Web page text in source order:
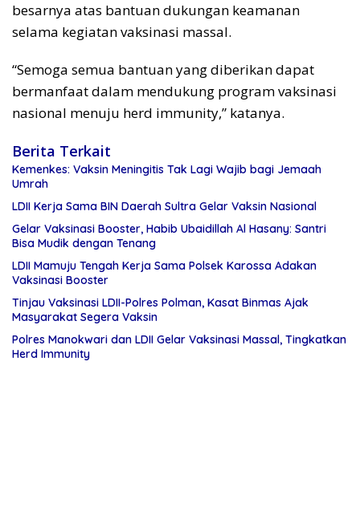
besarnya atas bantuan dukungan keamanan
selama kegiatan vaksinasi massal.
“Semoga semua bantuan yang diberikan dapat
bermanfaat dalam mendukung program vaksinasi
nasional menuju herd immunity,” katanya.
Berita Terkait
Kemenkes: Vaksin Meningitis Tak Lagi Wajib bagi Jemaah
Umrah
LDII Kerja Sama BIN Daerah Sultra Gelar Vaksin Nasional
Gelar Vaksinasi Booster, Habib Ubaidillah Al Hasany: Santri
Bisa Mudik dengan Tenang
LDII Mamuju Tengah Kerja Sama Polsek Karossa Adakan
Vaksinasi Booster
Tinjau Vaksinasi LDII-Polres Polman, Kasat Binmas Ajak
Masyarakat Segera Vaksin
Polres Manokwari dan LDII Gelar Vaksinasi Massal, Tingkatkan
Herd Immunity